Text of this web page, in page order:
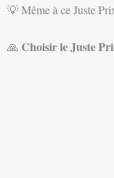
💡 Même à ce Juste
🙏 Choisir le Juste